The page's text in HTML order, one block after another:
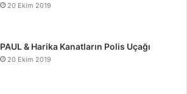
20 Ekim 2019
PAUL & Harika Kanatların Polis Uçağı
20 Ekim 2019